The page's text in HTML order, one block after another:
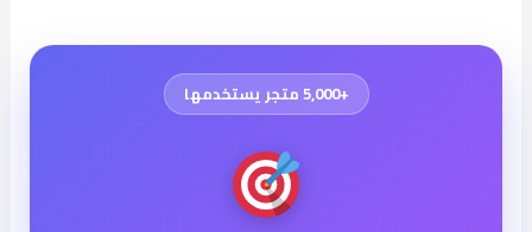
+5,000 متجر يستخدمها